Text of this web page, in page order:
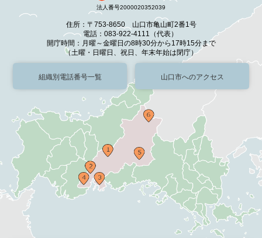
法人番号2000020352039
住所：〒753-8650 山口市亀山町2番1号
電話：083-922-4111（代表）
開庁時間：月曜～金曜日の8時30分から17時15分まで
（土曜・日曜日、祝日、年末年始は閉庁）
組織別電話番号一覧 山口市へのアクセス